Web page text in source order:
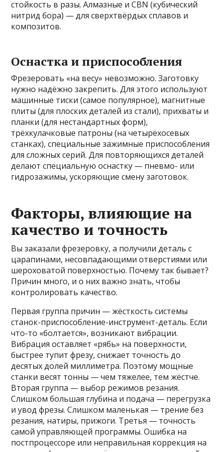
стойкость в разы. Алмазные и CBN (кубический
нитрид бора) — для сверхтвёрдых сплавов и
композитов.
Оснастка и приспособления
Фрезеровать «на весу» невозможно. Заготовку
нужно надёжно закрепить. Для этого используют
машинные тиски (самое популярное), магнитные
плиты (для плоских деталей из стали), прихваты и
планки (для нестандартных форм),
трёхкулачковые патроны (на четырёхосевых
станках), специальные зажимные приспособления
для сложных серий. Для повторяющихся деталей
делают специальную оснастку — пневмо- или
гидрозажимы, ускоряющие смену заготовок.
Факторы, влияющие на
качество и точность
Вы заказали фрезеровку, а получили деталь с
царапинами, несовпадающими отверстиями или
шероховатой поверхностью. Почему так бывает?
Причин много, и о них важно знать, чтобы
контролировать качество.
Первая группа причин — жёсткость системы
станок-приспособление-инструмент-деталь. Если
что-то «болтается», возникают вибрации.
Вибрация оставляет «рябь» на поверхности,
быстрее тупит фрезу, снижает точность до
десятых долей миллиметра. Поэтому мощные
станки весят тонны — чем тяжелее, тем жёстче.
Вторая группа — выбор режимов резания.
Слишком большая глубина и подача — перегрузка
и увод фрезы. Слишком маленькая — трение без
резания, натиры, прижоги. Третья — точность
самой управляющей программы. Ошибка на
постпроцессоре или неправильная коррекция на